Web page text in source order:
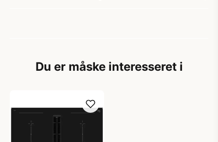
Du er måske interesseret i